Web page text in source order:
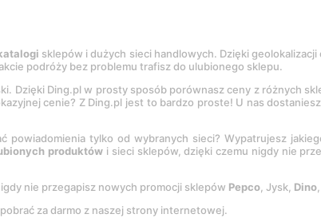
sklepów i dużych sieci handlowych. Dzięki
podróży bez problemu trafisz do ulubionego sklepu.
Dzięki Ding.pl w prosty sposób porównasz ceny z różnych
cenie? Z Ding.pl jest to bardzo proste! U nas
powiadomienia tylko od wybranych sieci? Wypatrujesz
produktów i sieci sklepów, dzięki czemu nigdy nie
nie przegapisz nowych promocji sklepów Pepco, Jysk, Dino
za darmo z naszej strony internetowej.